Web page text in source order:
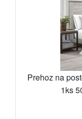
Prehoz na
1ks